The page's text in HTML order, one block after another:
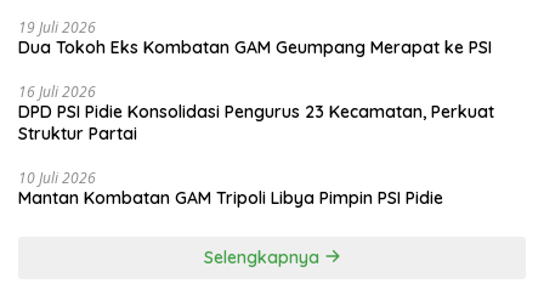
19 Juli 2026
Dua Tokoh Eks Kombatan GAM Geumpang Merapat ke PSI
16 Juli 2026
DPD PSI Pidie Konsolidasi Pengurus 23 Kecamatan, Perkuat
Struktur Partai
10 Juli 2026
Mantan Kombatan GAM Tripoli Libya Pimpin PSI Pidie
Selengkapnya